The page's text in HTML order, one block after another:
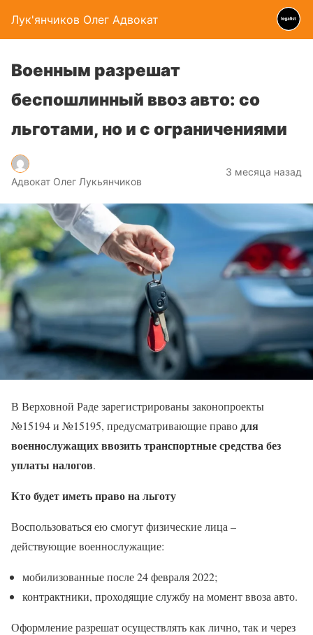
Лук'янчиков Олег Адвокат
Военным разрешат
беспошлинный ввоз авто: со
льготами, но и с ограничениями
Адвокат Олег Лукьянчиков
3 месяца назад
В Верховной Раде зарегистрированы законопроекты
№15194 и №15195, предусматривающие праводля
военнослужащих ввозить транспортные средства без
уплаты налогов.
Кто будет иметь право на льготу
Воспользоваться ею смогут физические лица –
действующие военнослужащие:
мобилизованные после 24 февраля 2022;
контрактники, проходящие службу на момент ввоза авто.
Оформление разрешат осуществлять как лично, так и через